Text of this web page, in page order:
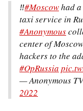
‼️#Moscowhad
taxi service in
#Anonymous
center of
hackers to the
#OpRussia
— Anonymous
2022